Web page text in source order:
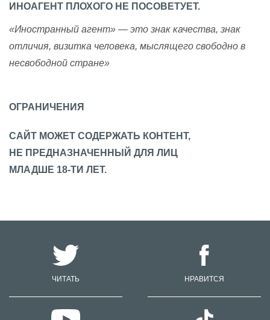
ИНОАГЕНТ ПЛОХОГО НЕ ПОСОВЕТУЕТ.
«Иностранный агент» — это знак качества, знак
отличия, визитка человека, мыслящего свободно в
несвободной стране»
ОГРАНИЧЕНИЯ
САЙТ МОЖЕТ СОДЕРЖАТЬ КОНТЕНТ,
НЕ ПРЕДНАЗНАЧЕННЫЙ ДЛЯ ЛИЦ
МЛАДШЕ 18-ТИ ЛЕТ.
ЧИТАТЬ НРАВИТСЯ